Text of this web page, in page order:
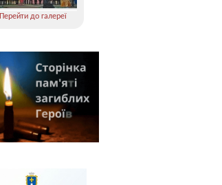
Перейти до галереї